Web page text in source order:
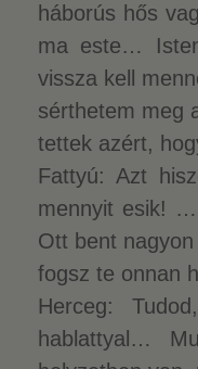
háborús hős
ma este…
vissza kell
sérthetem meg
tettek azért,
Fattyú: Azt
mennyit esik!
Ott bent
fogsz te onnan
Herceg:
hablattyal…